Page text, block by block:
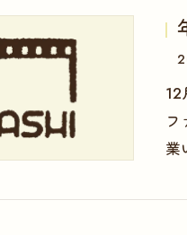
業